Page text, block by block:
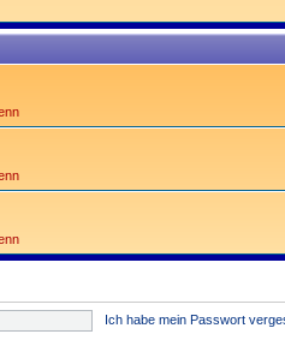
Ich habe mein Passwort